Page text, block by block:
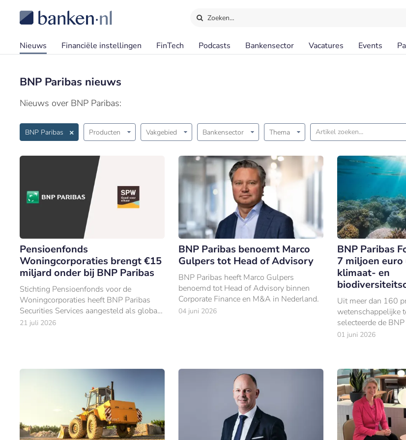
Zoeken…
Nieuws Financiële instellingen FinTech Podcasts Bankensector Vacatures Events
BNP Paribas nieuws
Nieuws over BNP Paribas:
BNP Paribas Producten Vakgebied Bankensector Thema
Pensioenfonds
Woningcorporaties brengt €15
miljard onder bij BNP Paribas
Stichting Pensioenfonds voor de
Woningcorporaties heeft BNP Paribas
Securities Services aangesteld als global
custodian en administrateur voor haar
21 juli 2026
BNP Paribas benoemt Marco
Gulpers tot Head of Advisory
BNP Paribas heeft Marco Gulpers
benoemd tot Head of Advisory binnen
Corporate Finance en M&A in Nederland.
04 juni 2026
BNP Paribas
7 miljoen
klimaat- en
Uit meer dan 160
wetenschappelijke
selecteerde de
elf
01 juni 2026